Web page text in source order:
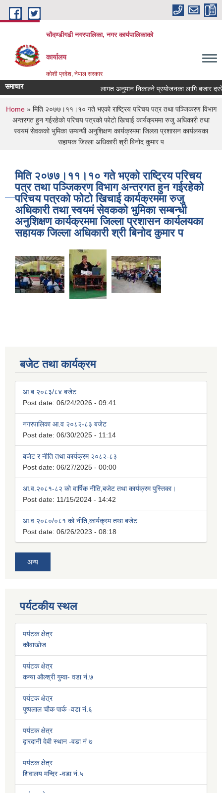
Skip to main content
चौदण्डीगढी नगरपालिका, नगर कार्यपालिकाको
कार्यालय
कोशी प्रदेश, नेपाल सरकार
समाचार लागत अनुमान निकाल्ने प्रयोजनका लागि बजार दररेट
You are here
Home» मिति २०७७।११।१० गते भएको राष्ट्रिय परिचय पत्र तथा पञ्जिकरण विभाग
अन्तरगत हुन गईरहेको परिचय पत्रको फोटो खिचाई कार्यक्रममा रुजु अधिकारी तथा
स्वयमं सेवकको भुमिका सम्बन्धी अनुशिक्षण कार्यक्रममा जिल्ला प्रशासन कार्यलयका
सहायक जिल्ला अधिकारी श्री बिनोद कुमार प
मिति २०७७।११।१० गते भएको राष्ट्रिय परिचय
पत्र तथा पञ्जिकरण विभाग अन्तरगत हुन गईरहेको
परिचय पत्रको फोटो खिचाई कार्यक्रममा रुजु
अधिकारी तथा स्वयमं सेवकको भुमिका सम्बन्धी
अनुशिक्षण कार्यक्रममा जिल्ला प्रशासन कार्यलयका
सहायक जिल्ला अधिकारी श्री बिनोद कुमार प
बजेट तथा कार्यक्रम
आ.ब २०८३/८४ बजेट
Post date: 06/24/2026 - 09:41
नगरपालिका आ.व २०८२-८३ बजेट
Post date: 06/30/2025 - 11:14
बजेट र नीति तथा कार्यक्रम २०८२-८३
Post date: 06/27/2025 - 00:00
आ.व.२०८१-८२ को वार्षिक नीति,बजेट तथा कार्यक्रम पुस्तिका।
Post date: 11/15/2024 - 14:42
आ.व.२०८०/०८१ को नीति,कार्यक्रम तथा बजेट
Post date: 06/26/2023 - 08:18
अन्य
पर्यटकीय स्थल
पर्यटक क्षेत्र
कौवाखोज
पर्यटक क्षेत्र
कन्या औल्श्री गुम्वा- वडा नं.७
पर्यटक क्षेत्र
पुष्पलाल चौक पार्क -वडा नं.६
पर्यटक क्षेत्र
द्वारदानी देवी स्थान -वडा नं ७
पर्यटक क्षेत्र
शिवालय मन्दिर -वडा नं.५